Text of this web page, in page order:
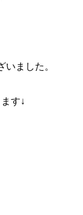
ました。
す↓